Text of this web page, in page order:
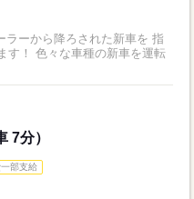
ラーから降ろされた新車を 指
す！ 色々な車種の新車を運転
7分）
部支給